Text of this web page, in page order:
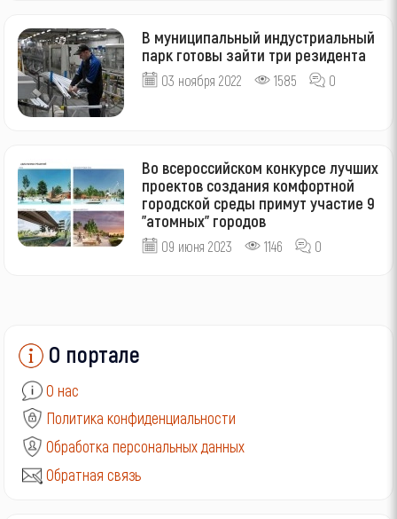
В муниципальный индустриальный
парк готовы зайти три резидента
03 ноября 2022 1585 0
Во всероссийском конкурсе лучших
проектов создания комфортной
городской среды примут участие 9
"атомных" городов
09 июня 2023 1146 0
О портале
О нас
Политика конфиденциальности
Обработка персональных данных
Обратная связь